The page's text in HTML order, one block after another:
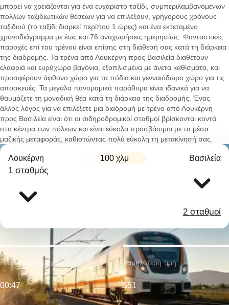
μπορεί να χρειάζονται για ένα ευχάριστο ταξίδι, συμπεριλαμβανομένων
πολλών ταξιδιωτικών θέσεων για να επιλέξουν, γρήγορους χρόνους
ταξιδιού (το ταξίδι διαρκεί περίπου 1 ώρες) και ένα εκτεταμένο
χρονοδιάγραμμα με έως και 76 αναχωρήσεις ημερησίως. Φανταστικές
παροχές επί του τρένου είναι επίσης στη διάθεσή σας κατά τη διάρκεια
της διαδρομής. Τα τρένα από Λουκέρνη προς Βασιλεία διαθέτουν
ελαφριά και ευρύχωρα βαγόνια, εξοπλισμένα με άνετα καθίσματα, και
προσφέρουν άφθονο χώρο για τα πόδια και γενναιόδωρο χώρο για τις
αποσκευές. Τα μεγάλα πανοραμικά παράθυρα είναι ιδανικά για να
θαυμάζετε τη μοναδική θέα κατά τη διάρκεια της διαδρομής. Ένας
άλλος λόγος για να επιλέξετε μια διαδρομή με τρένο από Λουκέρνη
προς Βασιλεία είναι ότι οι σιδηροδρομικοί σταθμοί βρίσκονται κοντά
στα κέντρα των πόλεων και είναι εύκολα προσβάσιμοι με τα μέσα
μαζικής μεταφοράς, καθιστώντας πολύ εύκολη τη μετακίνησή σας.
Λουκέρνη 100 χλμ Βασιλεία
1 σταθμός
2 σταθμοί
Η νωρίτερη αναχώρηση:
00:47
Χαμηλότερη τιμή:
$51